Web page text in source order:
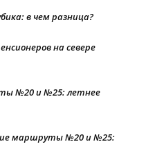
в чем разница?
на севере
№20 и №25: летнее
маршруты №20 и №25: